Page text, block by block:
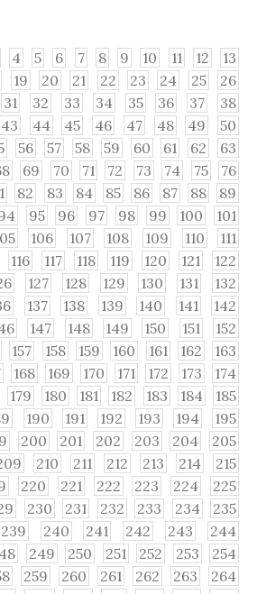
4 5 6 7 8 9 10 11 12
13
19 20 21 22 23 24 25
26
31 32 33 34 35 36 37
38
43 44 45 46 47 48 49
50
56 57 58 59 60 61 62
63
69 70 71 72 73 74 75
76
82 83 84 85 86 87 88
89
95 96 97 98 99 100
101
106 107 108 109 110
111
116 117 118 119 120 121
122
127 128 129 130 131
132
137 138 139 140 141
142
147 148 149 150 151
152
157 158 159 160 161 162
163
168 169 170 171 172 173
174
179 180 181 182 183 184
185
190 191 192 193 194
195
200 201 202 203 204
205
210 211 212 213 214
215
220 221 222 223 224
225
230 231 232 233 234
235
239 240 241 242 243
244
249 250 251 252 253
254
259 260 261 262 263
264